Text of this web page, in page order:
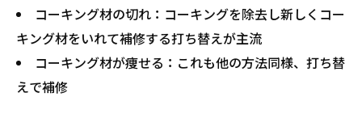
コーキング材の切れ：コーキングを除去し新しくコー
キング材をいれて補修する打ち替えが主流
コーキング材が痩せる：これも他の方法同様、打ち替
えで補修